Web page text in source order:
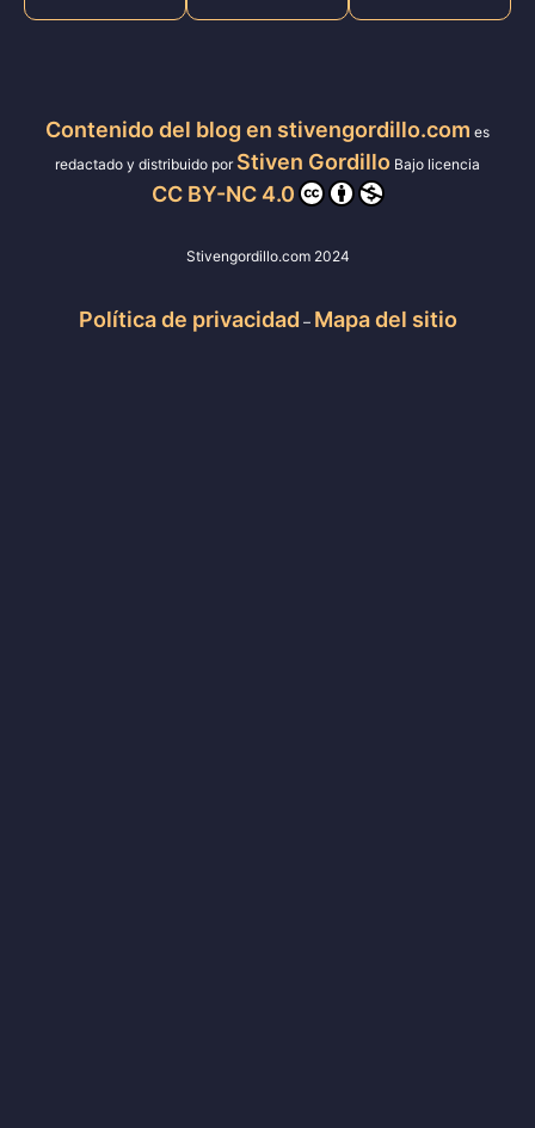
Contenido del blog en stivengordillo.com es
redactado y distribuido por Stiven Gordillo Bajo licencia
CC BY-NC 4.0
Stivengordillo.com 2024
Política de privacidad – Mapa del sitio